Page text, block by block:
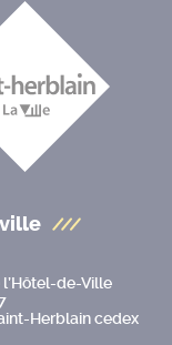
l’Hôtel-de-Ville
Herblain cedex